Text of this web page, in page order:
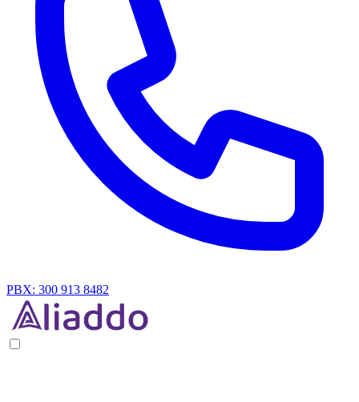
PBX: 300 913 8482